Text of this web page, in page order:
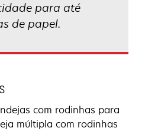
para até
de papel.
com rodinhas para
múltipla com rodinhas